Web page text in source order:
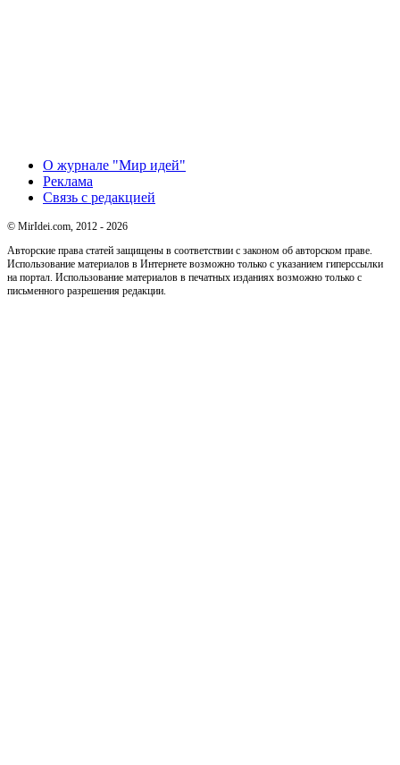
О журнале "Мир идей"
Реклама
Связь с редакцией
© MirIdei.com, 2012 - 2026
Авторские права статей защищены в соответствии с законом об авторском праве.
Использование материалов в Интернете возможно только с указанием гиперссылки
на портал. Использование материалов в печатных изданиях возможно только с
письменного разрешения редакции.